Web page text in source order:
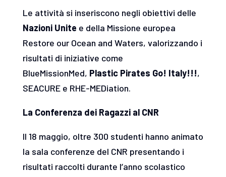
Le attività si inseriscono negli obiettivi delle
Nazioni Unite e della Missione europea
Restore our Ocean and Waters, valorizzando i
risultati di iniziative come
BlueMissionMed, Plastic Pirates Go! Italy!!!,
SEACURE e RHE-MEDiation.
La Conferenza dei Ragazzi al CNR
Il 18 maggio, oltre 300 studenti hanno animato
la sala conferenze del CNR presentando i
risultati raccolti durante l’anno scolastico